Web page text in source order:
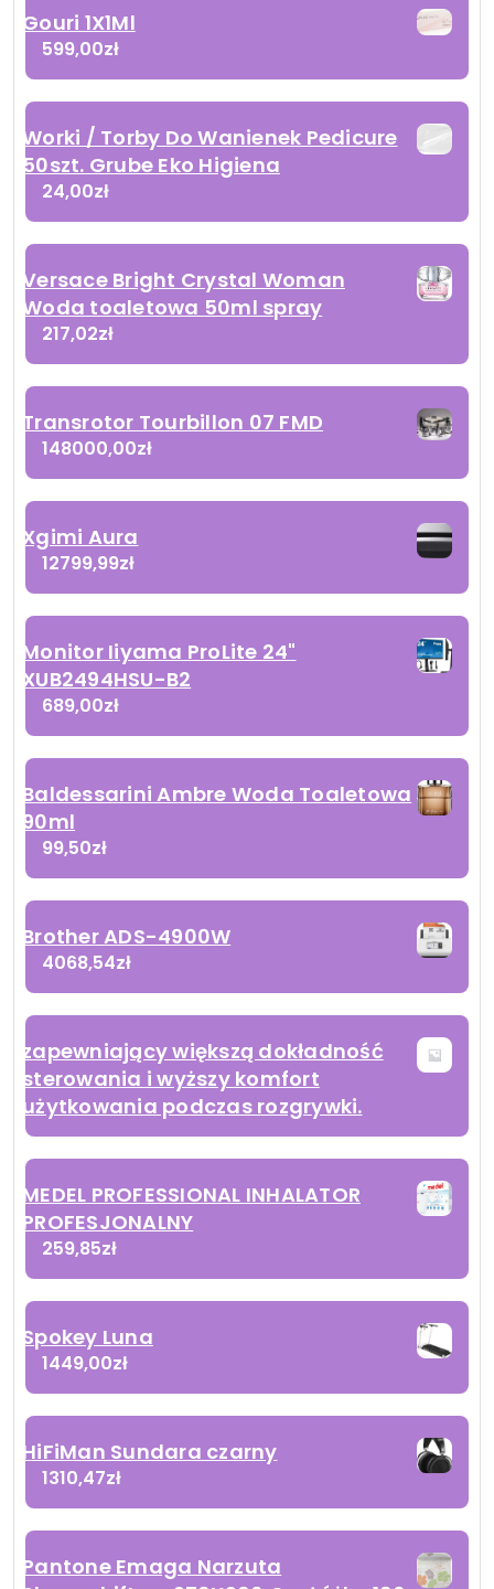
Gouri 1X1Ml
599,00zł
Worki / Torby Do Wanienek Pedicure
50szt. Grube Eko Higiena
24,00zł
Versace Bright Crystal Woman
Woda toaletowa 50ml spray
217,02zł
Transrotor Tourbillon 07 FMD
148000,00zł
Xgimi Aura
12799,99zł
Monitor Iiyama ProLite 24"
XUB2494HSU-B2
689,00zł
Baldessarini Ambre Woda Toaletowa
90ml
99,50zł
Brother ADS-4900W
4068,54zł
zapewniający większą dokładność
sterowania i wyższy komfort
użytkowania podczas rozgrywki.
MEDEL PROFESSIONAL INHALATOR
PROFESJONALNY
259,85zł
Spokey Luna
1449,00zł
HiFiMan Sundara czarny
1310,47zł
Pantone Emaga Narzuta